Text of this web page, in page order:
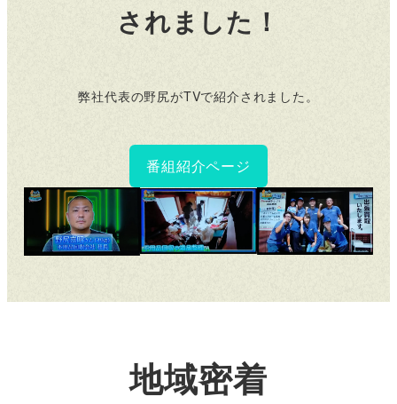
されました！
弊社代表の野尻がTVで紹介されました。
番組紹介ページ
地域密着